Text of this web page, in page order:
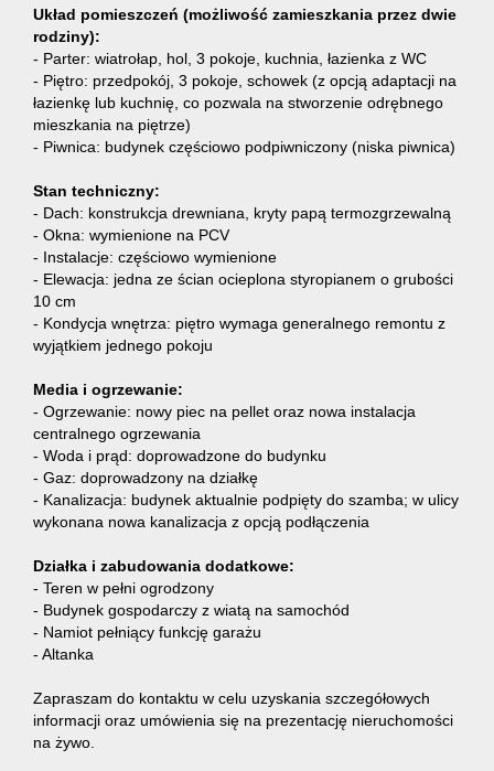
Układ pomieszczeń (możliwość zamieszkania przez dwie
rodziny):
- Parter: wiatrołap, hol, 3 pokoje, kuchnia, łazienka z WC
- Piętro: przedpokój, 3 pokoje, schowek (z opcją adaptacji na
łazienkę lub kuchnię, co pozwala na stworzenie odrębnego
mieszkania na piętrze)
- Piwnica: budynek częściowo podpiwniczony (niska piwnica)
Stan techniczny:
- Dach: konstrukcja drewniana, kryty papą termozgrzewalną
- Okna: wymienione na PCV
- Instalacje: częściowo wymienione
- Elewacja: jedna ze ścian ocieplona styropianem o grubości
10 cm
- Kondycja wnętrza: piętro wymaga generalnego remontu z
wyjątkiem jednego pokoju
Media i ogrzewanie:
- Ogrzewanie: nowy piec na pellet oraz nowa instalacja
centralnego ogrzewania
- Woda i prąd: doprowadzone do budynku
- Gaz: doprowadzony na działkę
- Kanalizacja: budynek aktualnie podpięty do szamba; w ulicy
wykonana nowa kanalizacja z opcją podłączenia
Działka i zabudowania dodatkowe:
- Teren w pełni ogrodzony
- Budynek gospodarczy z wiatą na samochód
- Namiot pełniący funkcję garażu
- Altanka
Zapraszam do kontaktu w celu uzyskania szczegółowych
informacji oraz umówienia się na prezentację nieruchomości
na żywo.